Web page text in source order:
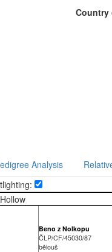
Country
Analysis
Beno z Nolkopu
ČLP/CF/45030/87
bělouš